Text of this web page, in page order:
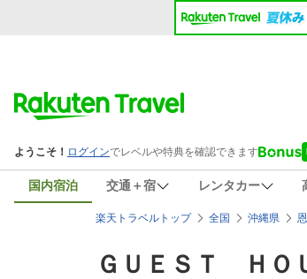
国内宿泊 交通＋宿 レンタカー
楽天トラベルトップ 全国 沖縄県
ＧＵＥＳＴ Ｈ